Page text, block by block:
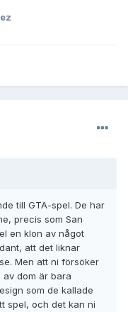
till GTA-spel. De har
precis som San
en klon av något
att det liknar
Men att ni försöker
dom är bara
som de kallade
spel, och det kan ni